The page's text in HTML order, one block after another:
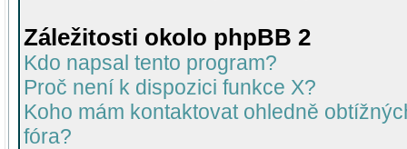
Záležitosti okolo phpBB 2
Kdo napsal tento program?
Proč není k dispozici funkce X?
Koho mám kontaktovat ohledně
fóra?